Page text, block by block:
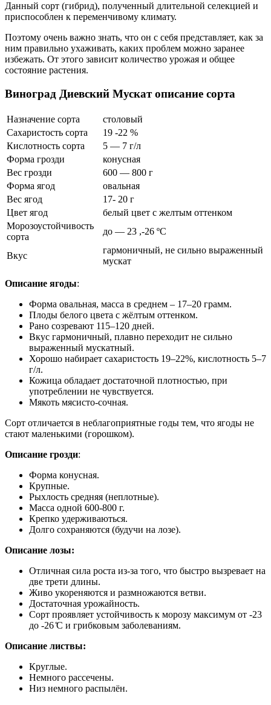
Данный сорт (гибрид), полученный длительной селекцией и
приспособлен к переменчивому климату.
Поэтому очень важно знать, что он с себя представляет, как за
ним правильно ухаживать, каких проблем можно заранее
избежать. От этого зависит количество урожая и общее
состояние растения.
Виноград Диевский Мускат описание сорта
Назначение сорта
столовый
Сахаристость сорта
19 -22 %
Кислотность сорта
5 — 7 г/л
Форма грозди
конусная
Вес грозди
600 — 800 г
Форма ягод
овальная
Вес ягод
17- 20 г
Цвет ягод
белый цвет с желтым оттенком
Морозоустойчивость
сорта
до — 23 ,-26 ºС
Вкус
гармоничный, не сильно выраженный
мускат
Описание ягоды:
Форма овальная, масса в среднем – 17–20 грамм.
Плоды белого цвета с жёлтым оттенком.
Рано созревают 115–120 дней.
Вкус гармоничный, плавно переходит не сильно
выраженный мускатный.
Хорошо набирает сахаристость 19–22%, кислотность 5–7
г/л.
Кожица обладает достаточной плотностью, при
употреблении не чувствуется.
Мякоть мясисто-сочная.
Сорт отличается в неблагоприятные годы тем, что ягоды не
стают маленькими (горошком).
Описание грозди:
Форма конусная.
Крупные.
Рыхлость средняя (неплотные).
Масса одной 600-800 г.
Крепко удерживаються.
Долго сохраняются (будучи на лозе).
Описание лозы:
Отличная сила роста из-за того, что быстро вызревает на
две трети длины.
Живо укореняются и размножаются ветви.
Достаточная урожайность.
Сорт проявляет устойчивость к морозу максимум от -23
до -26 ̊С и грибковым заболеваниям.
Описание листвы:
Круглые.
Немного рассечены.
Низ немного распылён.